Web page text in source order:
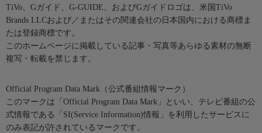
TiVo、Gガイド、G-GUIDE、およびGガイドロゴは、米国TiVo
Brands LLCおよび／またはその関連会社の日本国内における商標ま
たは登録商標です。
このホームページに掲載している記事・写真等あらゆる素材の無断
複写・転載を禁じます。
Official Program Data Mark（公式番組情報マーク）
このマークは「Official Program Data Mark」といい、テレビ番組の公
式情報である「SI(Service Information)情報」を利用したサービスに
のみ表記が許されているマークです。